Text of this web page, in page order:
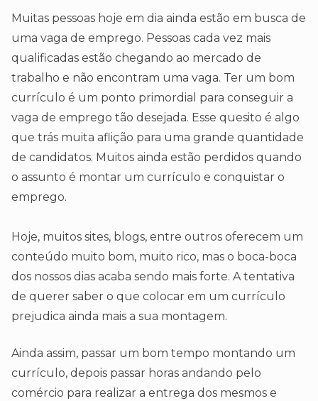
Muitas pessoas hoje em dia ainda estão em busca de
uma vaga de emprego. Pessoas cada vez mais
qualificadas estão chegando ao mercado de
trabalho e não encontram uma vaga. Ter um bom
currículo é um ponto primordial para conseguir a
vaga de emprego tão desejada. Esse quesito é algo
que trás muita aflição para uma grande quantidade
de candidatos. Muitos ainda estão perdidos quando
o assunto é montar um currículo e conquistar o
emprego.
Hoje, muitos sites, blogs, entre outros oferecem um
conteúdo muito bom, muito rico, mas o boca-boca
dos nossos dias acaba sendo mais forte. A tentativa
de querer saber o que colocar em um currículo
prejudica ainda mais a sua montagem.
Ainda assim, passar um bom tempo montando um
currículo, depois passar horas andando pelo
comércio para realizar a entrega dos mesmos e